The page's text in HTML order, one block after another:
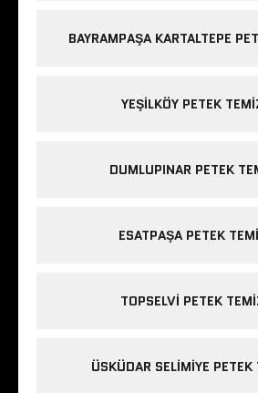
BAYRAMPAŞA KARTALTEPE
YEŞILKÖY PETEK
DUMLUPINAR PETEK
ESATPAŞA PETEK
TOPSELVI PETEK
ÜSKÜDAR SELIMIYE